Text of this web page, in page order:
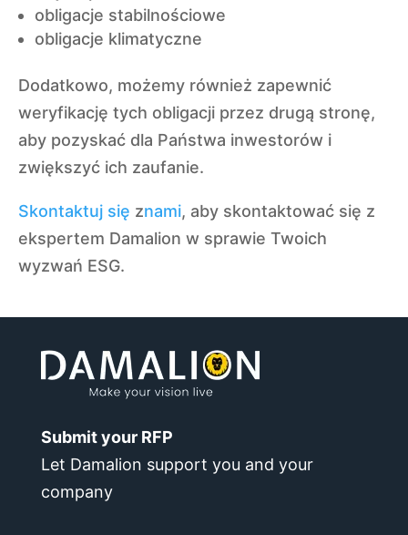
obligacje stabilnościowe
obligacje klimatyczne
Dodatkowo, możemy również zapewnić
weryfikację tych obligacji przez drugą stronę,
aby pozyskać dla Państwa inwestorów i
zwiększyć ich zaufanie.
Skontaktuj się znami, aby skontaktować się z
ekspertem Damalion w sprawie Twoich
wyzwań ESG.
Submit your RFP
Let Damalion support you and your
company